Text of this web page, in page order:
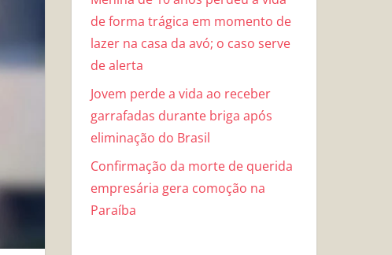
de forma trágica em momento de
lazer na casa da avó; o caso serve
de alerta
Jovem perde a vida ao receber
garrafadas durante briga após
eliminação do Brasil
Confirmação da morte de querida
empresária gera comoção na
Paraíba